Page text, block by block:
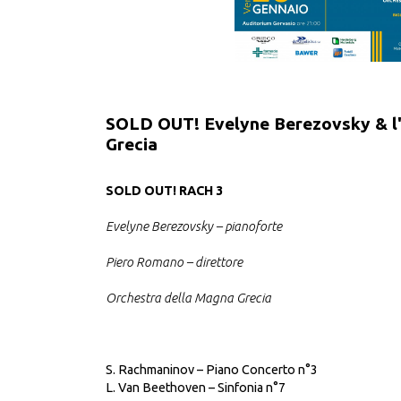
SOLD OUT! Evelyne Berezovsky &
Grecia
SOLD OUT! RACH 3
Evelyne Berezovsky – pianoforte
Piero Romano – direttore
Orchestra della Magna Grecia
S. Rachmaninov – Piano Concerto n°3
L. Van Beethoven – Sinfonia n°7